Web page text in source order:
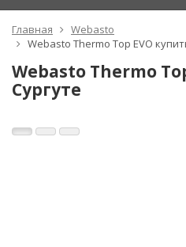
Главная
Webasto
Webasto Thermo Top EVO
Webasto Thermo
Сургуте